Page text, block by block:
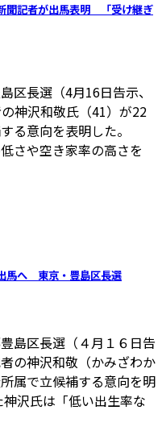
聞記者が出馬表明 「受け継ぎ
区長選（4月16日告示、
神沢和敬氏（41）が22
る意向を表明した。
さや空き家率の高さを
馬へ 東京・豊島区長選
島区長選（４月１６日告
の神沢和敬（かみざわか
属で立候補する意向を明
沢氏は「低い出生率な